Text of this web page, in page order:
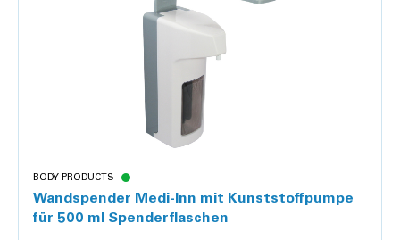
BODY PRODUCTS
Wandspender Medi-Inn mit Kunststoffpumpe
für 500 ml Spenderflaschen